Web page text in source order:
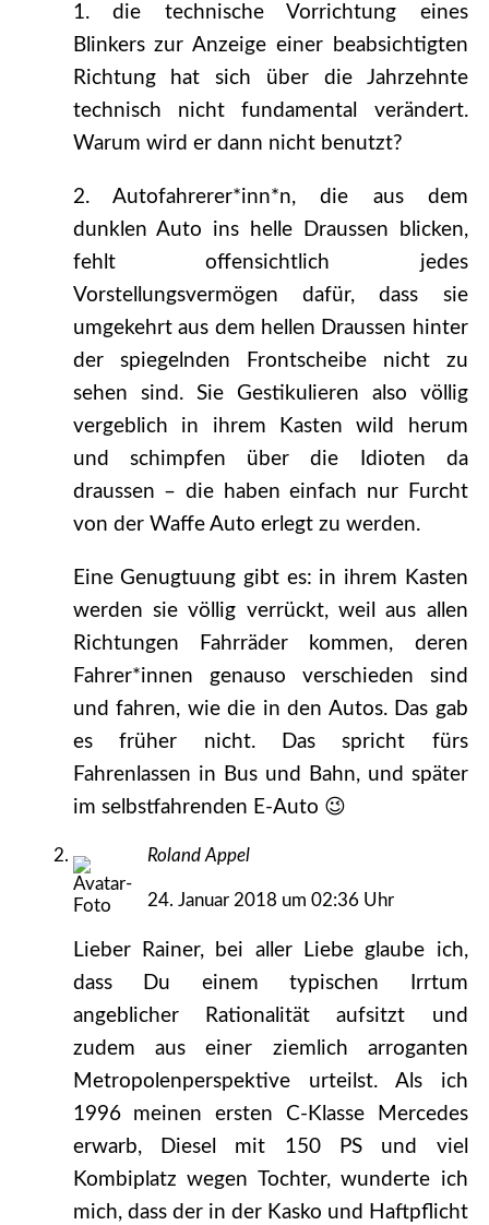
1. die technische Vorrichtung eines
Blinkers zur Anzeige einer beabsichtigten
Richtung hat sich über die Jahrzehnte
technisch nicht fundamental verändert.
Warum wird er dann nicht benutzt?
2. Autofahrerer*inn*n, die aus dem
dunklen Auto ins helle Draussen blicken,
fehlt offensichtlich jedes
Vorstellungsvermögen dafür, dass sie
umgekehrt aus dem hellen Draussen hinter
der spiegelnden Frontscheibe nicht zu
sehen sind. Sie Gestikulieren also völlig
vergeblich in ihrem Kasten wild herum
und schimpfen über die Idioten da
draussen – die haben einfach nur Furcht
von der Waffe Auto erlegt zu werden.
Eine Genugtuung gibt es: in ihrem Kasten
werden sie völlig verrückt, weil aus allen
Richtungen Fahrräder kommen, deren
Fahrer*innen genauso verschieden sind
und fahren, wie die in den Autos. Das gab
es früher nicht. Das spricht fürs
Fahrenlassen in Bus und Bahn, und später
im selbstfahrenden E-Auto 😉
Roland Appel
24. Januar 2018 um 02:36 Uhr
Lieber Rainer, bei aller Liebe glaube ich,
dass Du einem typischen Irrtum
angeblicher Rationalität aufsitzt und
zudem aus einer ziemlich arroganten
Metropolenperspektive urteilst. Als ich
1996 meinen ersten C-Klasse Mercedes
erwarb, Diesel mit 150 PS und viel
Kombiplatz wegen Tochter, wunderte ich
mich, dass der in der Kasko und Haftpflicht